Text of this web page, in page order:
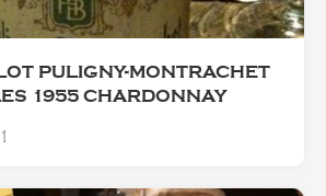
PULIGNY-MONTRACHET
1955 CHARDONNAY